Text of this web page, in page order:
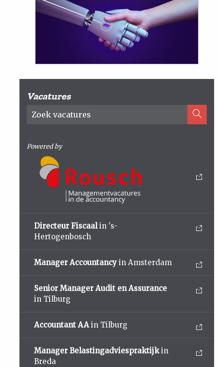
Vacatures
Powered by
Directeur Fiscaalin 's-
Hertogenbosch
Manager Accountancy in Amsterdam
Senior Manager Audit en Assurance
in Tilburg
Accountant AAin Tilburg
Manager Belastingadviespraktijkin
Breda